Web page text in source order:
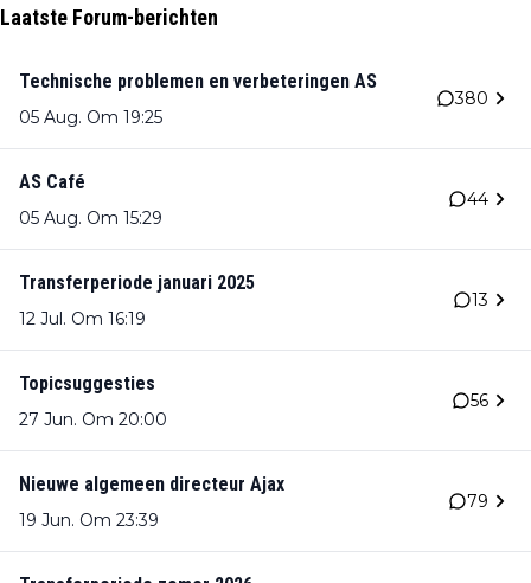
Laatste Forum-berichten
Technische problemen en verbeteringen AS
05 Aug. Om 19:25
380
AS Café
05 Aug. Om 15:29
44
Transferperiode januari 2025
12 Jul. Om 16:19
13
Topicsuggesties
27 Jun. Om 20:00
56
Nieuwe algemeen directeur Ajax
19 Jun. Om 23:39
79